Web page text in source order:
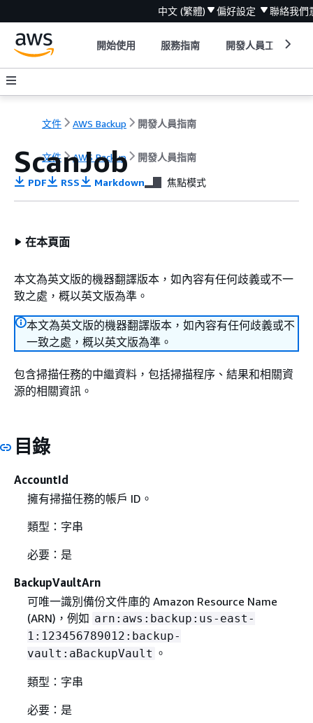
中文 (繁體) 偏好設定 聯絡我們
開始使用 服務指南 開發人員工具
文件 AWS Backup 開發人員指南
文件 AWS Backup 開發人員指南
ScanJob
PDF RSS Markdown 焦點模式
在本頁面
本文為英文版的機器翻譯版本，如內容有任何歧義或不一
致之處，概以英文版為準。
本文為英文版的機器翻譯版本，如內容有任何歧義或不
一致之處，概以英文版為準。
包含掃描任務的中繼資料，包括掃描程序、結果和相關資
源的相關資訊。
目錄
AccountId
擁有掃描任務的帳戶 ID。
類型：字串
必要：是
BackupVaultArn
可唯一識別備份文件庫的 Amazon Resource Name
(ARN)，例如 arn:aws:backup:us-east-
1:123456789012:backup-
vault:aBackupVault 。
類型：字串
必要：是